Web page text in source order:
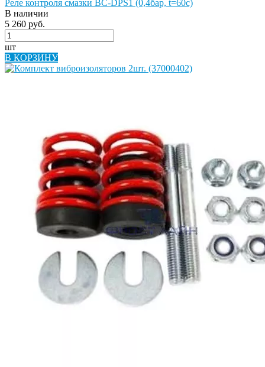
Реле контроля смазки BC-DPS1 (0,4бар, t=60c)
В наличии
5 260 руб.
шт
В КОРЗИНУ